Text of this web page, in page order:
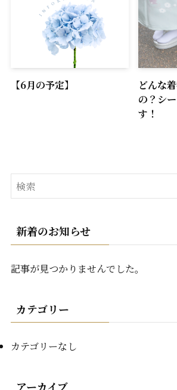
【6月の予定】
どんな
の？シ
す！
新着のお知らせ
記事が見つかりませんでした。
カテゴリー
カテゴリーなし
アーカイブ